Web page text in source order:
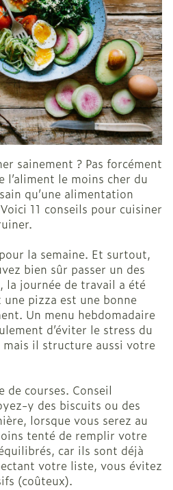
sainement ? Pas forcément
l’aliment le moins cher du
qu’une alimentation
11 conseils pour cuisiner
la semaine. Et surtout,
bien sûr passer un des
la journée de travail a été
pizza est une bonne
Un menu hebdomadaire
d’éviter le stress du
mais il structure aussi votre
de courses. Conseil
y des biscuits ou des
lorsque vous serez au
tenté de remplir votre
car ils sont déjà
votre liste, vous évitez
(coûteux).